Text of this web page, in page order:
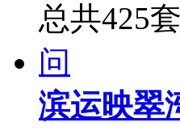
总共425
问
滨运映翠